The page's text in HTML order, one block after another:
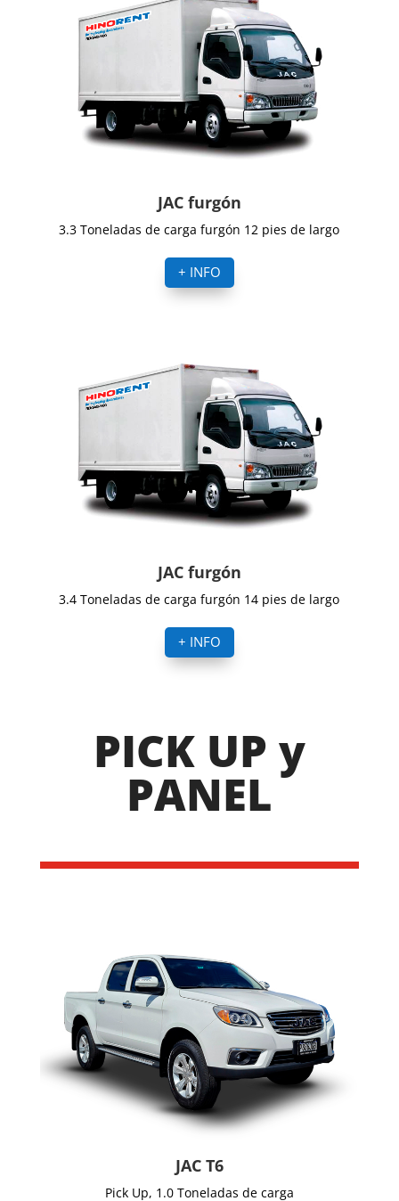
JAC furgón
3.3 Toneladas de carga furgón 12 pies de largo
+ INFO
JAC furgón
3.4 Toneladas de carga furgón 14 pies de largo
+ INFO
PICK UP y
PANEL
JAC T6
Pick Up, 1.0 Toneladas de carga